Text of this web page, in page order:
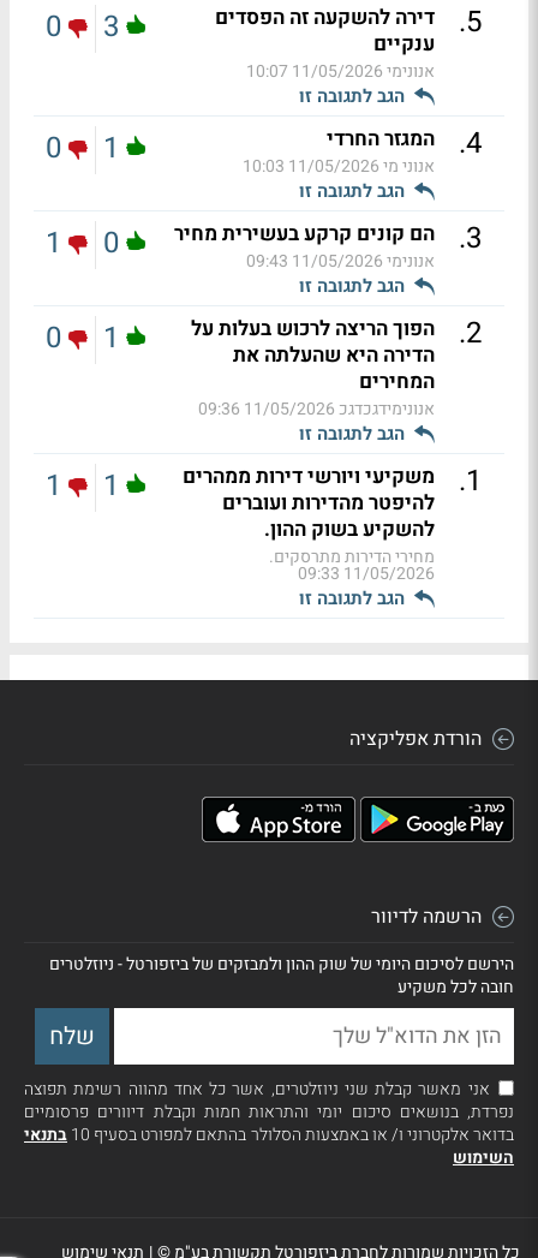
5
.
דירה להשקעה זה הפסדים
ענקיים
אנונימי11/05/2026 10:07
הגב לתגובה זו
3
0
4
. המגזר החרדי
אנוני מי11/05/2026 10:03
הגב לתגובה זו
1
0
3
. הם קונים קרקע בעשירית מחיר
אנונימי11/05/2026 09:43
הגב לתגובה זו
0
1
2
.
הפוך הריצה לרכוש בעלות על
הדירה היא שהעלתה את
המחירים
אנונימידגכדגכ11/05/2026 09:36
הגב לתגובה זו
1
0
1
.
משקיעי ויורשי דירות ממהרים
להיפטר מהדירות ועוברים
להשקיע בשוק ההון.
מחירי הדירות מתרסקים.
11/05/2026 09:33
הגב לתגובה זו
1
1
הורדת אפליקציה
הרשמה לדיוור
הירשם לסיכום היומי של שוק ההון ולמבזקים של ביזפורטל - ניוזלטרים
חובה לכל משקיע
אני מאשר קבלת שני ניוזלטרים, אשר כל אחד מהווה רשימת תפוצה
נפרדת, בנושאים סיכום יומי והתראות חמות וקבלת דיוורים פרסומיים
בדואר אלקטרוני ו/ או באמצעות הסלולר בהתאם למפורט בסעיף 10
בתנאי
השימוש
כל הזכויות שמורות לחברת ביזפורטל תקשורת בע"מ ©| תנאי שימוש